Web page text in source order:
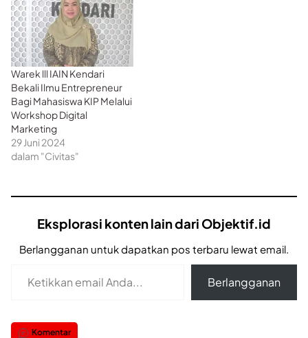
Warek lll IAIN Kendari
Bekali Ilmu Entrepreneur
Bagi Mahasiswa KIP Melalui
Workshop Digital
Marketing
29 Juni 2024
dalam "Civitas"
Eksplorasi konten lain dari Objektif.id
Berlangganan untuk dapatkan pos terbaru lewat email.
Berlangganan
Komentar